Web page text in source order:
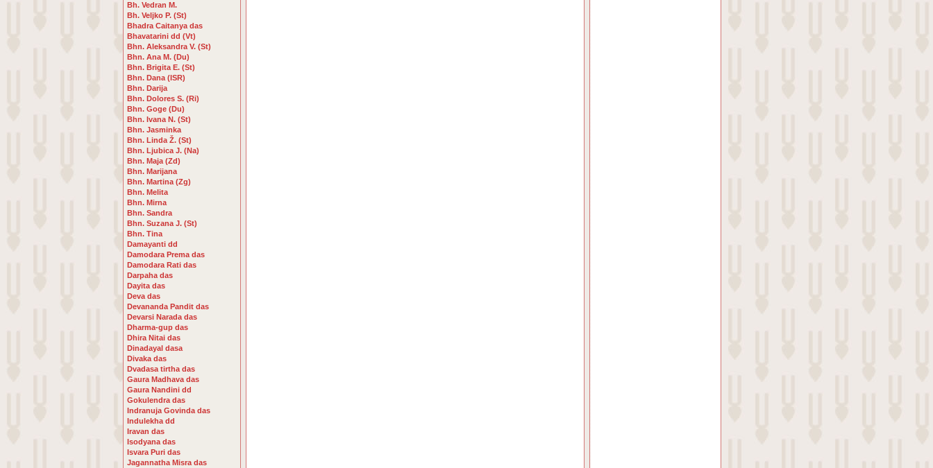
Bh. Vedran M.
Bh. Veljko P. (St)
Bhadra Caitanya das
Bhavatarini dd (Vt)
Bhn. Aleksandra V. (St)
Bhn. Ana M. (Du)
Bhn. Brigita E. (St)
Bhn. Dana (ISR)
Bhn. Darija
Bhn. Dolores S. (Ri)
Bhn. Goge (Du)
Bhn. Ivana N. (St)
Bhn. Jasminka
Bhn. Linda Ž. (St)
Bhn. Ljubica J. (Na)
Bhn. Maja (Zd)
Bhn. Marijana
Bhn. Martina (Zg)
Bhn. Melita
Bhn. Mirna
Bhn. Sandra
Bhn. Suzana J. (St)
Bhn. Tina
Damayanti dd
Damodara Prema das
Damodara Rati das
Darpaha das
Dayita das
Deva das
Devananda Pandit das
Devarsi Narada das
Dharma-gup das
Dhira Nitai das
Dinadayal dasa
Divaka das
Dvadasa tirtha das
Gaura Madhava das
Gaura Nandini dd
Gokulendra das
Indranuja Govinda das
Indulekha dd
Iravan das
Isodyana das
Isvara Puri das
Jagannatha Misra das